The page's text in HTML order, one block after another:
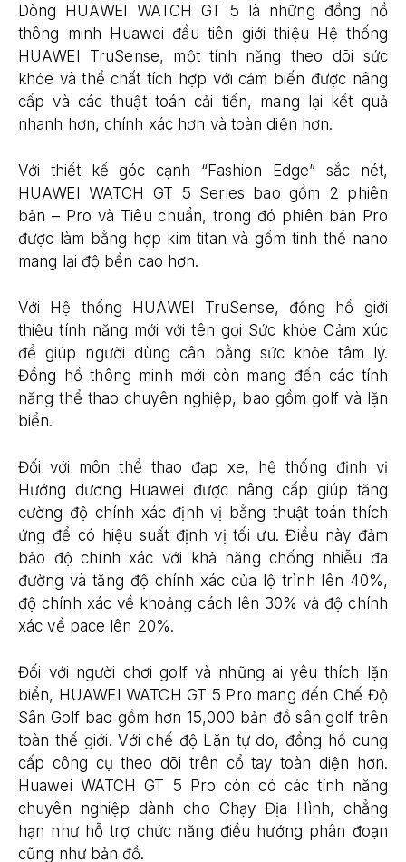
Dòng HUAWEI WATCH GT 5 là những đồng hồ
thông minh Huawei đầu tiên giới thiệu Hệ thống
HUAWEI TruSense, một tính năng theo dõi sức
khỏe và thể chất tích hợp với cảm biến được nâng
cấp và các thuật toán cải tiến, mang lại kết quả
nhanh hơn, chính xác hơn và toàn diện hơn.
Với thiết kế góc cạnh “Fashion Edge” sắc nét,
HUAWEI WATCH GT 5 Series bao gồm 2 phiên
bản – Pro và Tiêu chuẩn, trong đó phiên bản Pro
được làm bằng hợp kim titan và gốm tinh thể nano
mang lại độ bền cao hơn.
Với Hệ thống HUAWEI TruSense, đồng hồ giới
thiệu tính năng mới với tên gọi Sức khỏe Cảm xúc
để giúp người dùng cân bằng sức khỏe tâm lý.
Đồng hồ thông minh mới còn mang đến các tính
năng thể thao chuyên nghiệp, bao gồm golf và lặn
biển.
Đối với môn thể thao đạp xe, hệ thống định vị
Hướng dương Huawei được nâng cấp giúp tăng
cường độ chính xác định vị bằng thuật toán thích
ứng để có hiệu suất định vị tối ưu. Điều này đảm
bảo độ chính xác với khả năng chống nhiễu đa
đường và tăng độ chính xác của lộ trình lên 40%,
độ chính xác về khoảng cách lên 30% và độ chính
xác về pace lên 20%.
Đối với người chơi golf và những ai yêu thích lặn
biển, HUAWEI WATCH GT 5 Pro mang đến Chế Độ
Sân Golf bao gồm hơn 15,000 bản đồ sân golf trên
toàn thế giới. Với chế độ Lặn tự do, đồng hồ cung
cấp công cụ theo dõi trên cổ tay toàn diện hơn.
Huawei WATCH GT 5 Pro còn có các tính năng
chuyên nghiệp dành cho Chạy Địa Hình, chẳng
hạn như hỗ trợ chức năng điều hướng phân đoạn
cũng như bản đồ.